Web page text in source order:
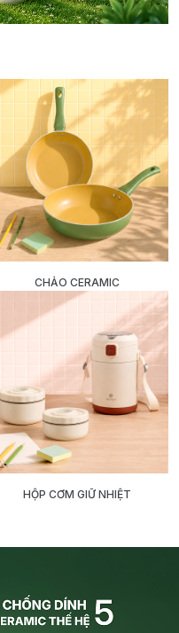
CHẢO CERAMIC
HỘP CƠM GIỮ NHIỆT